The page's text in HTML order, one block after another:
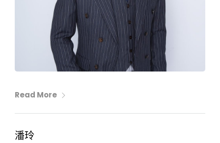
Read More
潘玲